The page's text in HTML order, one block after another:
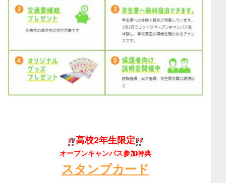
高校2年生限定
オープンキャンパス参加特典
スタンプカード